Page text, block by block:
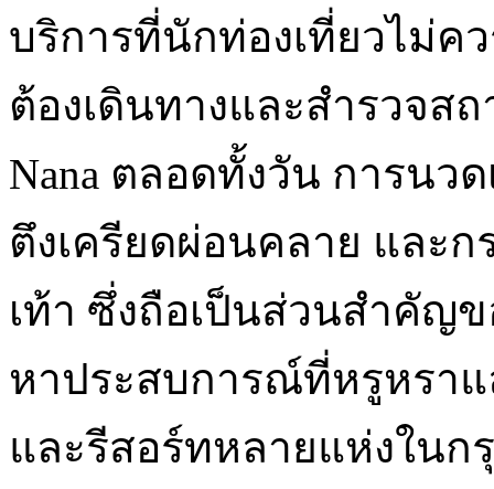
บริการที่นักท่องเที่ยวไม่ค
ต้องเดินทางและสำรวจสถ
Nana ตลอดทั้งวัน การนว
ตึงเครียดผ่อนคลาย และก
เท้า ซึ่งถือเป็นส่วนสำคัญ
หาประสบการณ์ที่หรูหรา
และรีสอร์ทหลายแห่งในก